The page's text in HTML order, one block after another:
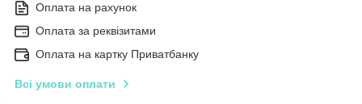
Оплата на рахунок
Оплата за реквізитами
Оплата на картку Приватбанку
Всі умови оплати